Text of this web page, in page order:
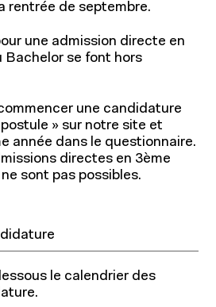
rentrée de septembre.
une admission directe en
Bachelor se font hors
une candidature
» sur notre site et
année dans le questionnaire.
directes en 3ème
sont pas possibles.
le calendrier des